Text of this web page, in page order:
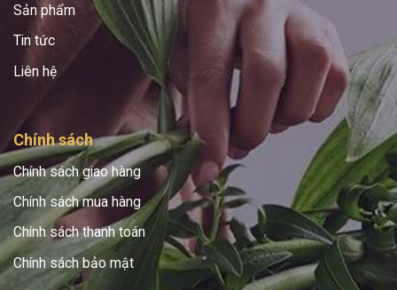
Sản phẩm
Tin tức
Liên hệ
Chính sách
Chính sách giao hàng
Chính sách mua hàng
Chính sách thanh toán
Chính sách bảo mật